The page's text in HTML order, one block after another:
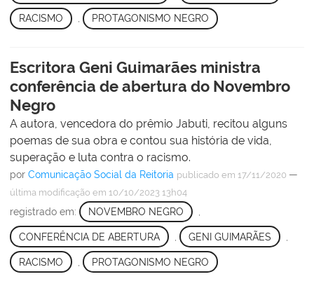
RACISMO , PROTAGONISMO NEGRO
Escritora Geni Guimarães ministra
conferência de abertura do Novembro
Negro
A autora, vencedora do prêmio Jabuti, recitou alguns
poemas de sua obra e contou sua história de vida,
superação e luta contra o racismo.
por Comunicação Social da Reitoria publicado em 17/11/2020 —
última modificação em 10/10/2023 13h04
registrado em: NOVEMBRO NEGRO
CONFERÊNCIA DE ABERTURA GENI GUIMARÃES
RACISMO PROTAGONISMO NEGRO